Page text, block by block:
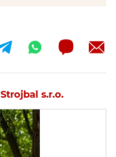
Strojbal s.r.o.